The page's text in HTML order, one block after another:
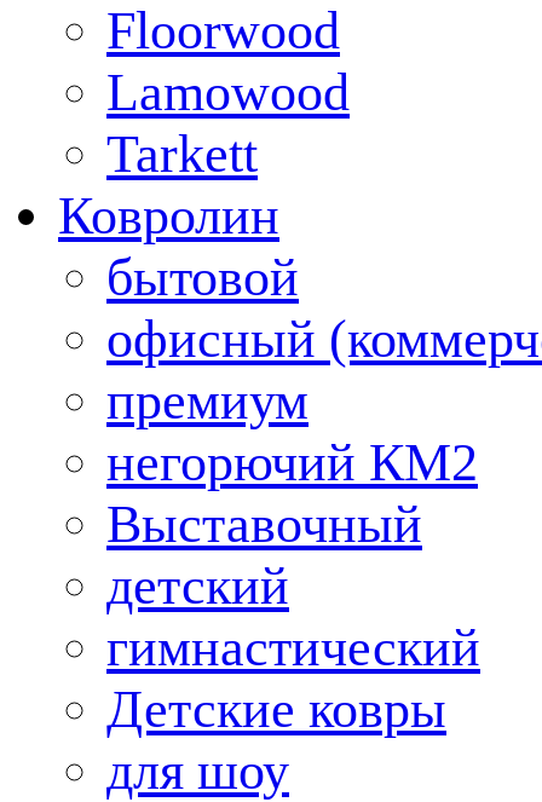
Floorwood
Lamowood
Tarkett
Ковролин
бытовой
офисный
премиум
негорючий КМ2
Выставочный
детский
гимнастический
Детские ковры
для шоу